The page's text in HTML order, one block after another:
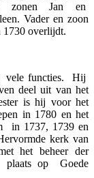
zonen Jan en
Vader en zoon
1730 overlijdt.
vele functies. Hij
deel uit van het
is hij voor het
in 1780 en het
in 1737, 1739 en
kerk van
het beheer der
plaats op Goede